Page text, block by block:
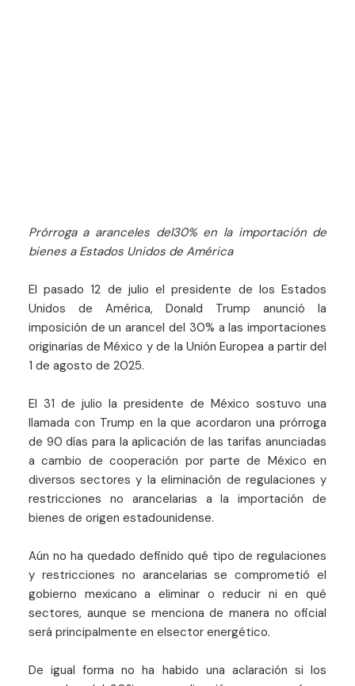
Prórroga a aranceles del30% en la importación de
bienes a Estados Unidos de América
El pasado 12 de julio el presidente de los Estados
Unidos de América, Donald Trump anunció la
imposición de un arancel del 30% a las importaciones
originarias de México y de la Unión Europea a partir del
1 de agosto de 2025.
El 31 de julio la presidente de México sostuvo una
llamada con Trump en la que acordaron una prórroga
de 90 días para la aplicación de las tarifas anunciadas
a cambio de cooperación por parte de México en
diversos sectores y la eliminación de regulaciones y
restricciones no arancelarias a la importación de
bienes de origen estadounidense.
Aún no ha quedado definido qué tipo de regulaciones
y restricciones no arancelarias se comprometió el
gobierno mexicano a eliminar o reducir ni en qué
sectores, aunque se menciona de manera no oficial
será principalmente en elsector energético.
De igual forma no ha habido una aclaración si los